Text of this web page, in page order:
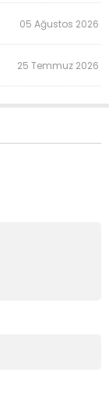
05 Ağustos 2026
25 Temmuz 2026